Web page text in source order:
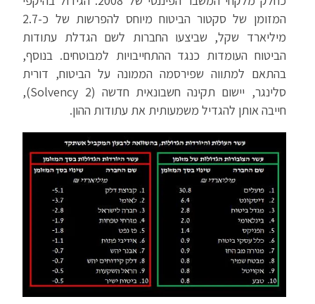
המזומן של סקטור הביטוח מיוחס להפרשות של כ-2.7
מיליארד שקל, שביצעו החברות לשם הגדלת עתודות
הביטוח העומדות כנגד ההתחייבויות למבוטחים. בנוסף,
בהתאם למתווה שפירסמה הממונה על הביטוח, דורית
סלינגר, יישום תקינה חשבונאית חדשה (Solvency 2),
חייבה אותן להגדיל משמעותית את עתודות ההון.